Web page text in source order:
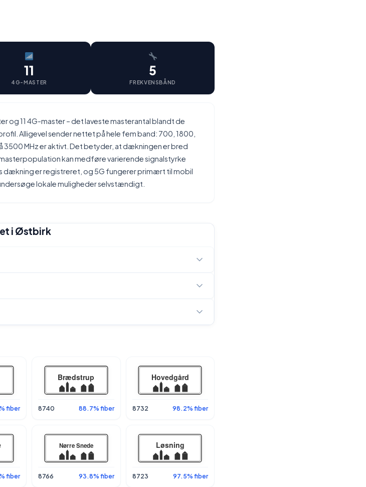
11
4G-MASTER
5
FREKVENSBÅND
og 11 4G-master – det laveste masterantal blandt de
Alligevel sender nettet på hele fem band: 700, 1800,
MHz er aktivt. Det betyder, at dækningen er bred
kan medføre varierende signalstyrke
er registreret, og 5G fungerer primært til mobil
lokale muligheder selvstændigt.
i Østbirk
fiber 8740 88.7% fiber 8732 98.2% fiber
fiber 8766 93.8% fiber 8723 97.5% fiber